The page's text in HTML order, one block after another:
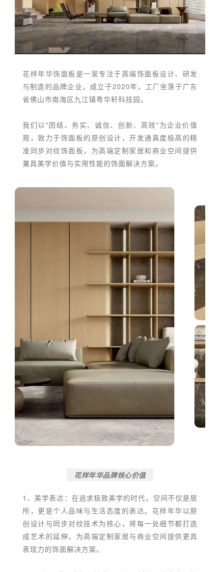
花样年华饰面板是一家专注于高端饰面板设计、研发
与制造的品牌企业，成立于2020年，工厂坐落于广东
省佛山市南海区九江镇粤华轩科技园。
我们以"团结、务实、诚信、创新、高效"为企业价值
观，致力于饰面板的原创设计，开发通真度极高的精
准同步对纹饰面板，为高端定制家居和商业空间提供
兼具美学价值与实用性能的饰面解决方案。
花样年华品牌核心价值
1、美学表达：在追求极致美学的时代，空间不仅是居
所，更是个人品味与生活态度的表达。花样年华以原
创设计与同步对纹技术为核心，将每一处细节都打造
成艺术的延伸，为高端定制家居与商业空间提供更具
表现力的饰面解决方案。